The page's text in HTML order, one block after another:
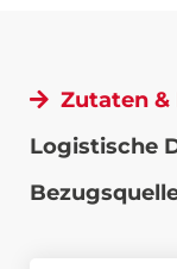
Zutaten
Logistische